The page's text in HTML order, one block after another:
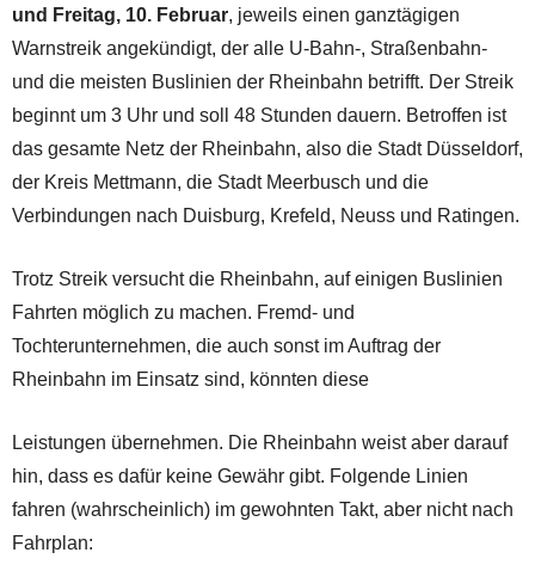
und Freitag, 10. Februar, jeweils einen ganztägigen
Warnstreik angekündigt, der alle U-Bahn-, Straßenbahn-
und die meisten Buslinien der Rheinbahn betrifft. Der Streik
beginnt um 3 Uhr und soll 48 Stunden dauern. Betroffen ist
das gesamte Netz der Rheinbahn, also die Stadt Düsseldorf,
der Kreis Mettmann, die Stadt Meerbusch und die
Verbindungen nach Duisburg, Krefeld, Neuss und Ratingen.
Trotz Streik versucht die Rheinbahn, auf einigen Buslinien
Fahrten möglich zu machen. Fremd- und
Tochterunternehmen, die auch sonst im Auftrag der
Rheinbahn im Einsatz sind, könnten diese
Leistungen übernehmen. Die Rheinbahn weist aber darauf
hin, dass es dafür keine Gewähr gibt. Folgende Linien
fahren (wahrscheinlich) im gewohnten Takt, aber nicht nach
Fahrplan: